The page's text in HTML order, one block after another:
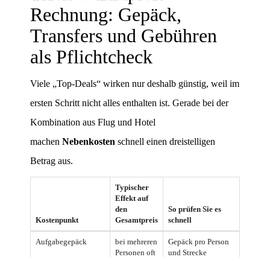
Rechnung: Gepäck,
Transfers und Gebühren
als Pflichtcheck
Viele „Top-Deals“ wirken nur deshalb günstig, weil im
ersten Schritt nicht alles enthalten ist. Gerade bei der
Kombination aus Flug und Hotel
machen Nebenkosten schnell einen dreistelligen
Betrag aus.
Kostenpunkt
Typischer
Effekt auf
den
Gesamtpreis
So prüfen Sie es
schnell
Aufgabegepäck
bei mehreren
Personen oft
Gepäck pro Person
und Strecke